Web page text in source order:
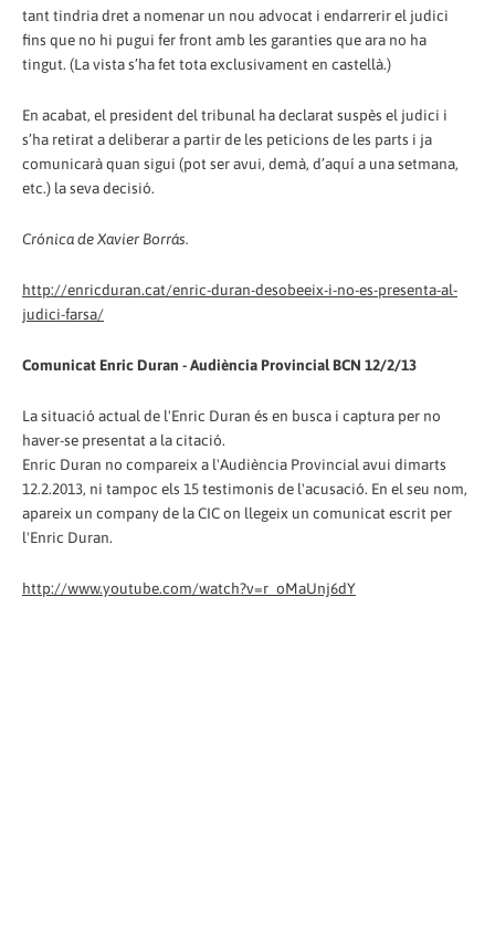
tant tindria dret a nomenar un nou advocat i endarrerir el judici
fins que no hi pugui fer front amb les garanties que ara no ha
tingut. (La vista s’ha fet tota exclusivament en castellà.)
En acabat, el president del tribunal ha declarat suspès el judici i
s’ha retirat a deliberar a partir de les peticions de les parts i ja
comunicarà quan sigui (pot ser avui, demà, d’aquí a una setmana,
etc.) la seva decisió.
Crónica de Xavier Borrás.
http://enricduran.cat/enric-duran-desobeeix-i-no-es-presenta-al-
judici-farsa/
Comunicat Enric Duran - Audiència Provincial BCN 12/2/13
La situació actual de l'Enric Duran és en busca i captura per no
haver-se presentat a la citació.
Enric Duran no compareix a l'Audiència Provincial avui dimarts
12.2.2013, ni tampoc els 15 testimonis de l'acusació. En el seu nom,
apareix un company de la CIC on llegeix un comunicat escrit per
l'Enric Duran.
http://www.youtube.com/watch?v=r_oMaUnj6dY